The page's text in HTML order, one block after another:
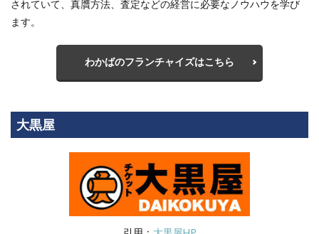
されていて、真贋方法、査定などの経営に必要なノウハウを学び
ます。
わかばのフランチャイズはこちら
大黒屋